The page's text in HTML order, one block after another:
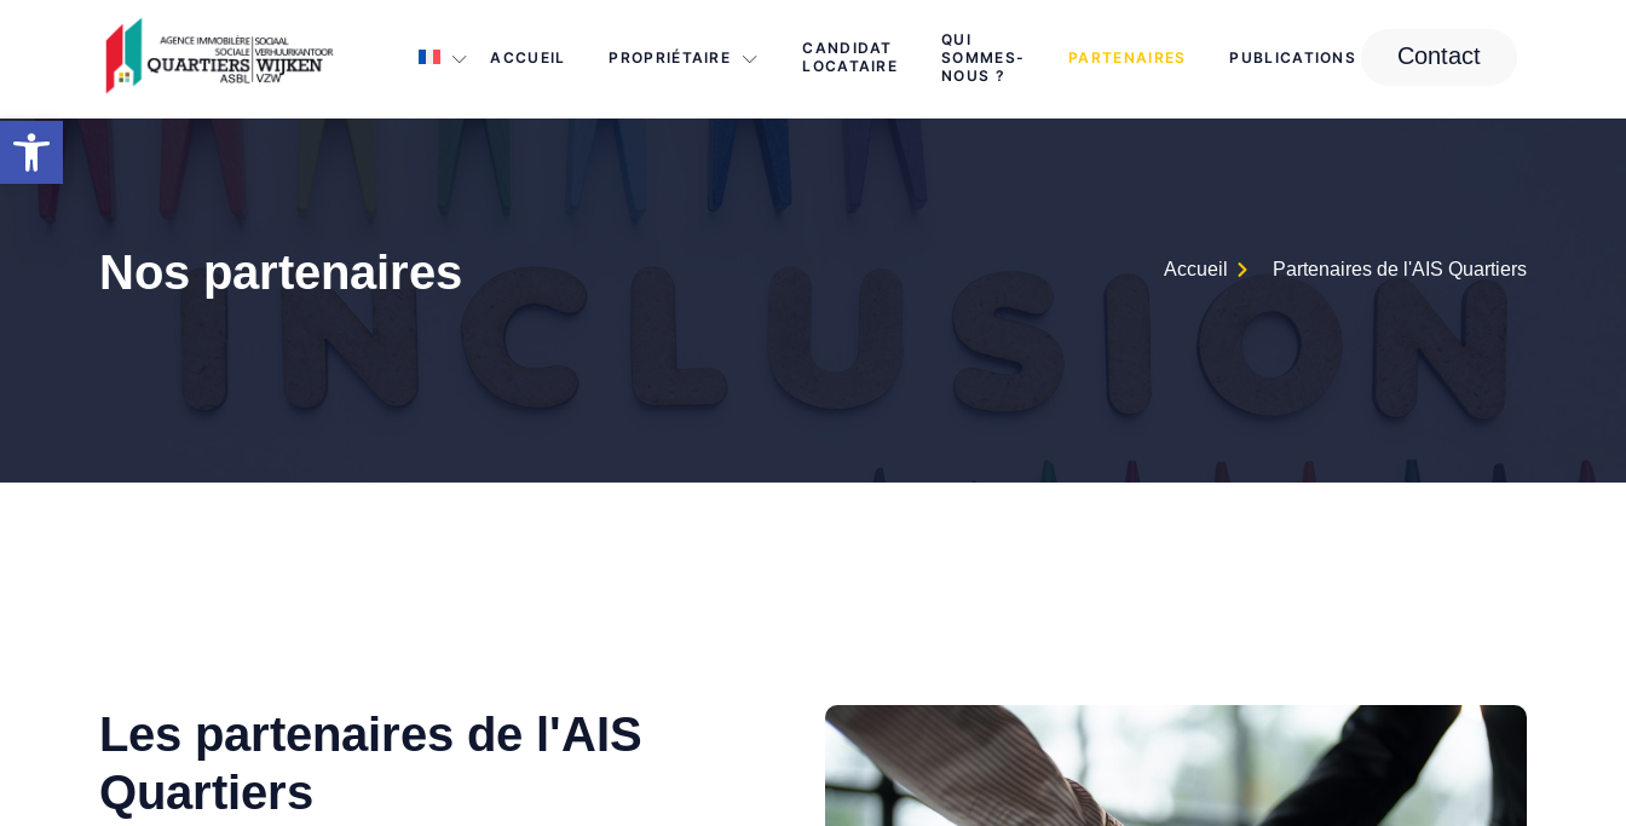
Ouvrir la barre d’outils
ACCUEIL PROPRIÉTAIRE
CANDIDAT
LOCATAIRE
QUI
SOMMES-
NOUS ?
PARTENAIRES PUBLICATIONS Contact
Nos partenaires Accueil Partenaires de l'AIS Quartiers
Les partenaires de l'AIS
Quartiers